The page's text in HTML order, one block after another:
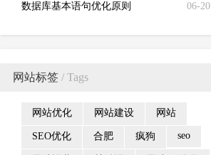
06-20
数据库基本语句优化原则
网站标签 / Tags
网站优化 网站建设 网站
SEO优化 合肥 疯狗 seo